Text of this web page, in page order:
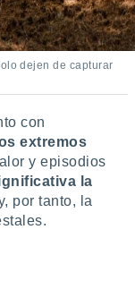
dejen de capturar
con
extremos
y episodios
la
por tanto, la